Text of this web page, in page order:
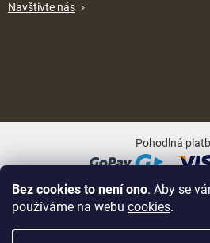
Bez cookies to není ono. Aby se
používáme na webu cookies.
Navštivte nás
Pohodlná
Oblíbené způsoby